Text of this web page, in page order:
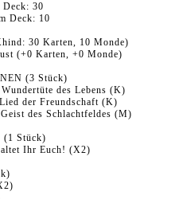
30
Deck: 10
30 Karten, 10 Monde)
(+0 Karten, +0 Monde)
(3 Stück)
des Lebens (K)
der Freundschaft (K)
des Schlachtfeldes (M)
(1 Stück)
Ihr Euch! (X2)